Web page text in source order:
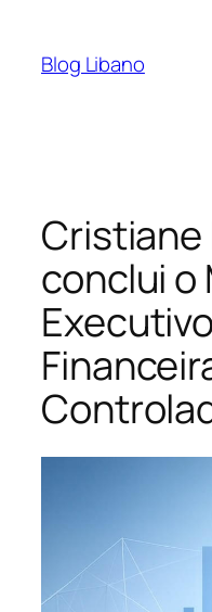
Blog Libano
Cristiane
conclui o